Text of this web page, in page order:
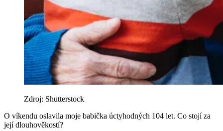
Zdroj: Shutterstock
O víkendu oslavila moje babička úctyhodných 104 let. Co stojí za
její dlouhověkostí?